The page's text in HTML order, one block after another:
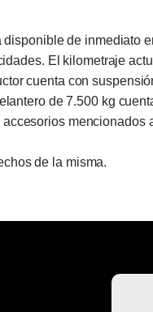
de inmediato
El kilometraje
cuenta con
de 7.500 kg
mencionados
de la misma.